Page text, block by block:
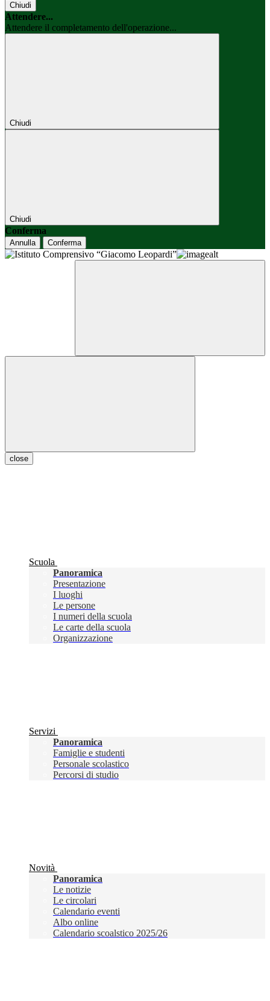
Chiudi
Attendere...
Attendere il completamento dell'operazione...
Chiudi
Chiudi
Conferma
Annulla Conferma
close
Scuola
Panoramica
Presentazione
I luoghi
Le persone
I numeri della scuola
Le carte della scuola
Organizzazione
Servizi
Panoramica
Famiglie e studenti
Personale scolastico
Percorsi di studio
Novità
Panoramica
Le notizie
Le circolari
Calendario eventi
Albo online
Calendario scoalstico 2025/26